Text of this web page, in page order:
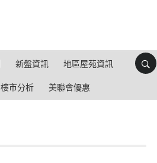
新盤資訊 地區屋苑資訊
樓市分析 美聯會優惠